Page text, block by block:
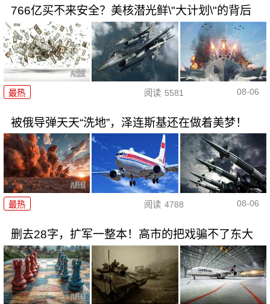
766亿买不来安全？美核潜光鲜\"大计划\"的背后
最热 阅读 5581 08-06
被俄导弹天天“洗地”，泽连斯基还在做着美梦！
最热 阅读 4788 08-06
删去28字，扩军一整本！高市的把戏骗不了东大